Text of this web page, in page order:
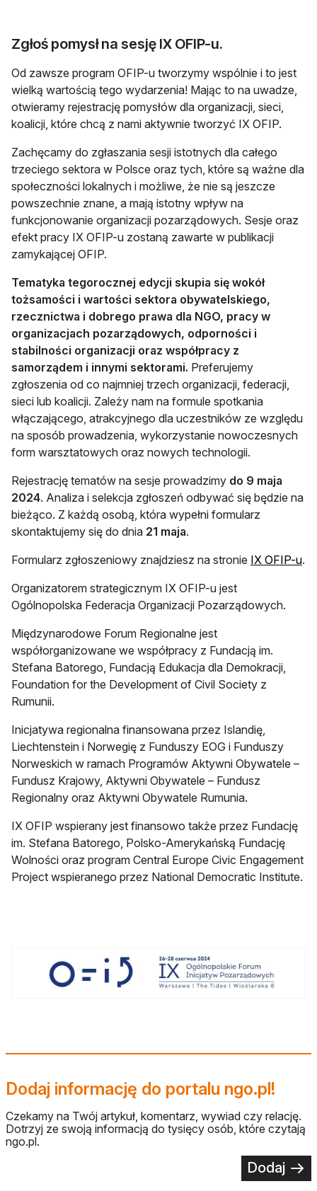
Zgłoś pomysł na sesję IX OFIP-u.
Od zawsze program OFIP-u tworzymy wspólnie i to jest
wielką wartością tego wydarzenia! Mając to na uwadze,
otwieramy rejestrację pomysłów dla organizacji, sieci,
koalicji, które chcą z nami aktywnie tworzyć IX OFIP.
Zachęcamy do zgłaszania sesji istotnych dla całego
trzeciego sektora w Polsce oraz tych, które są ważne dla
społeczności lokalnych i możliwe, że nie są jeszcze
powszechnie znane, a mają istotny wpływ na
funkcjonowanie organizacji pozarządowych. Sesje oraz
efekt pracy IX OFIP-u zostaną zawarte w publikacji
zamykającej OFIP.
Tematyka tegorocznej edycji skupia się wokół
tożsamości i wartości sektora obywatelskiego,
rzecznictwa i dobrego prawa dla NGO, pracy w
organizacjach pozarządowych, odporności i
stabilności organizacji oraz współpracy z
samorządem i innymi sektorami. Preferujemy
zgłoszenia od co najmniej trzech organizacji, federacji,
sieci lub koalicji. Zależy nam na formule spotkania
włączającego, atrakcyjnego dla uczestników ze względu
na sposób prowadzenia, wykorzystanie nowoczesnych
form warsztatowych oraz nowych technologii.
Rejestrację tematów na sesje prowadzimy do 9 maja
2024. Analiza i selekcja zgłoszeń odbywać się będzie na
bieżąco. Z każdą osobą, która wypełni formularz
skontaktujemy się do dnia 21 maja.
Formularz zgłoszeniowy znajdziesz na stronie IX OFIP-u.
Organizatorem strategicznym IX OFIP-u jest
Ogólnopolska Federacja Organizacji Pozarządowych.
Międzynarodowe Forum Regionalne jest
współorganizowane we współpracy z Fundacją im.
Stefana Batorego, Fundacją Edukacja dla Demokracji,
Foundation for the Development of Civil Society z
Rumunii.
Inicjatywa regionalna finansowana przez Islandię,
Liechtenstein i Norwegię z Funduszy EOG i Funduszy
Norweskich w ramach Programów Aktywni Obywatele –
Fundusz Krajowy, Aktywni Obywatele – Fundusz
Regionalny oraz Aktywni Obywatele Rumunia.
IX OFIP wspierany jest finansowo także przez Fundację
im. Stefana Batorego, Polsko-Amerykańską Fundację
Wolności oraz program Central Europe Civic Engagement
Project wspieranego przez National Democratic Institute.
Dodaj informację do portalu ngo.pl!
Czekamy na Twój artykuł, komentarz, wywiad czy relację.
Dotrzyj ze swoją informacją do tysięcy osób, które czytają
ngo.pl.
Dodaj